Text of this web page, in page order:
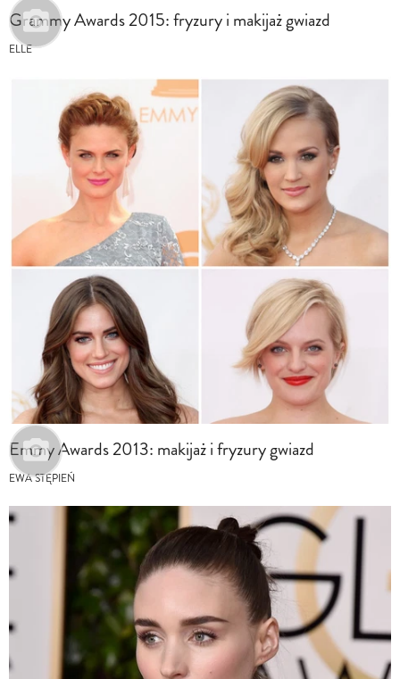
Grammy Awards 2015: fryzury i makijaż gwiazd
ELLE
Emmy Awards 2013: makijaż i fryzury gwiazd
EWA STĘPIEŃ